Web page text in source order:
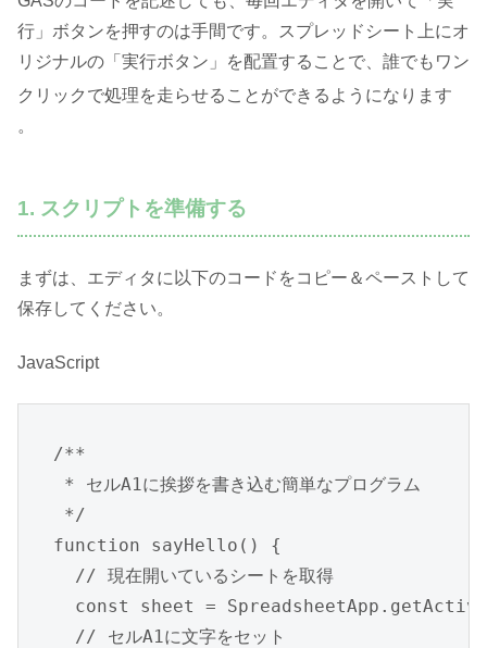
行」ボタンを押すのは手間です。スプレッドシート上にオ
リジナルの「実行ボタン」を配置することで、誰でもワン
クリックで処理を走らせることができるようになります
。
1. スクリプトを準備する
まずは、エディタに以下のコードをコピー＆ペーストして
保存してください。
JavaScript
/**
* セルA1に挨拶を書き込む簡単なプログラム
*/
function sayHello() {
  // 現在開いているシートを取得
const sheet =
  // セルA1に文字をセット